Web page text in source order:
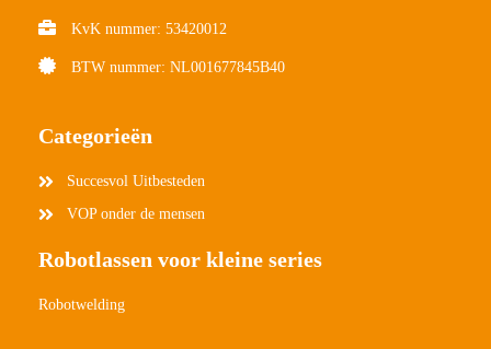
KvK nummer: 53420012
BTW nummer: NL001677845B40
Categorieën
Succesvol Uitbesteden
VOP onder de mensen
Robotlassen voor kleine series
Robotwelding